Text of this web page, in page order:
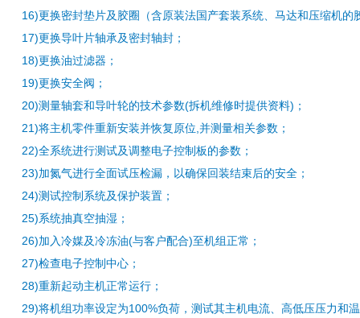
16)更换密封垫片及胶圈（含原装法国产套装系统、马达和压缩机的
17)更换导叶片轴承及密封轴封；
18)更换油过滤器；
19)更换安全阀；
20)测量轴套和导叶轮的技术参数(拆机维修时提供资料)；
21)将主机零件重新安装并恢复原位,并测量相关参数；
22)全系统进行测试及调整电子控制板的参数；
23)加氮气进行全面试压检漏，以确保回装结束后的安全；
24)测试控制系统及保护装置；
25)系统抽真空抽湿；
26)加入冷媒及冷冻油(与客户配合)至机组正常；
27)检查电子控制中心；
28)重新起动主机正常运行；
29)将机组功率设定为100%负荷，测试其主机电流、高低压压力和